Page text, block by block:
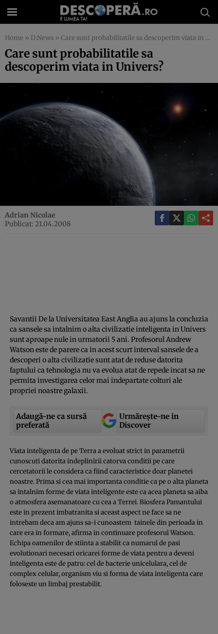
Home » D:News » Care sunt probabilitatile sa descoperim viata in Univers?
Care sunt probabilitatile sa
descoperim viata in Univers?
Adrian Nicolae
Publicat: 21.04.2008
Savantii De la Universitatea East Anglia au ajuns la concluzia
ca sansele sa intalnim o alta civilizatie inteligenta in Univers
sunt aproape nule in urmatorii 5 ani. Profesorul Andrew
Watson este de parere ca in acest scurt interval sansele de a
descoperi o alta civilizatie sunt atat de reduse datorita
faptului ca tehnologia nu va evolua atat de repede incat sa ne
permita investigarea celor mai indepartate colturi ale
propriei noastre galaxii.
Adaugă-ne ca sursă
preferată
Urmărește-ne in
Discover
Viata inteligenta de pe Terra a evoluat strict in parametrii
cunoscuti datorita indeplinirii catorva conditii pe care
cercetatorii le considera ca fiind caracteristice doar planetei
noastre. Prima si cea mai importanta conditie ca pe o alta planeta
sa intalnim forme de viata inteligente este ca acea planeta sa aiba
o atmosfera asemanatoare cu cea a Terrei. Biosfera Pamantului
este in prezent imbatranita si aceast aspect ne face sa ne
intrebam deca am ajuns sa-i cunoastem tainele din perioada in
care era in formare, afirma in continuare profesorul Watson.
Echipa oamenilor de stiinta a stabilit ca numarul de pasi
evolutionari necesari oricarei forme de viata pentru a deveni
inteligenta este de patru: cel de bacterie unicelulara, cel de
complex celular, organism viu si forma de viata inteligenta care
foloseste un limbaj prestabilit.